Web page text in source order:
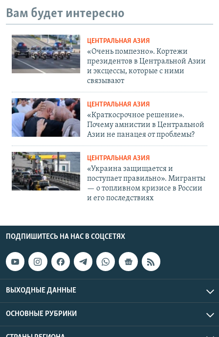
Вам будет интересно
ЦЕНТРАЛЬНАЯ АЗИЯ
«Очень помпезно». Кортежи
президентов в Центральной Азии
и эксцессы, которые с ними
связывают
ЦЕНТРАЛЬНАЯ АЗИЯ
«Краткосрочное решение».
Почему амнистии в Центральной
Азии не панацея от проблемы?
ЦЕНТРАЛЬНАЯ АЗИЯ
«Украина защищается и
поступает правильно». Мигранты
— о топливном кризисе в России
и его последствиях
ПОДПИШИТЕСЬ НА НАС В СОЦСЕТЯХ
ВЫХОДНЫЕ ДАННЫЕ
ОСНОВНЫЕ РУБРИКИ